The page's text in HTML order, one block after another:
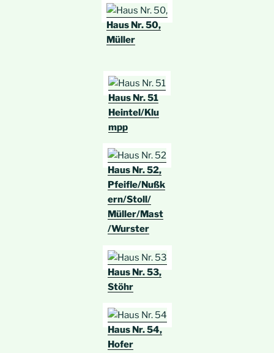
Haus Nr. 50,
Müller
Haus Nr. 51
Heintel/Klu
mpp
Haus Nr. 52,
Pfeifle/Nußk
ern/Stoll/
Müller/Mast
/Wurster
Haus Nr. 53,
Stöhr
Haus Nr. 54,
Hofer